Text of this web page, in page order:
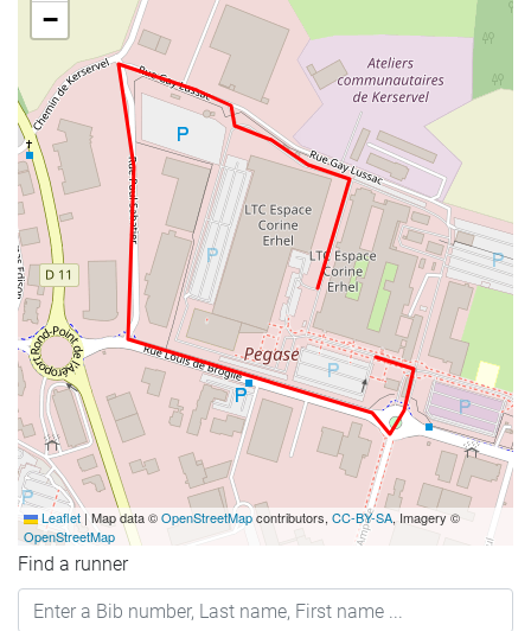
−
Leaflet | Map data ©OpenStreetMapcontributors, CC-BY-SA, Imagery ©
OpenStreetMap
Find a runner